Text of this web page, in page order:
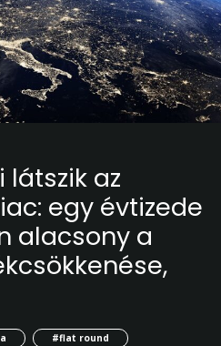
látszik az
egy évtizede
alacsony a
#flat round